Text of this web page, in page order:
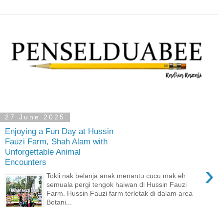
27 June 2025
Enjoying a Fun Day at Hussin
Fauzi Farm, Shah Alam with
Unforgettable Animal
Encounters
›
Tokli nak belanja anak menantu cucu mak eh
semuala pergi tengok haiwan di Hussin Fauzi
Farm. Hussin Fauzi farm terletak di dalam area
Botani...